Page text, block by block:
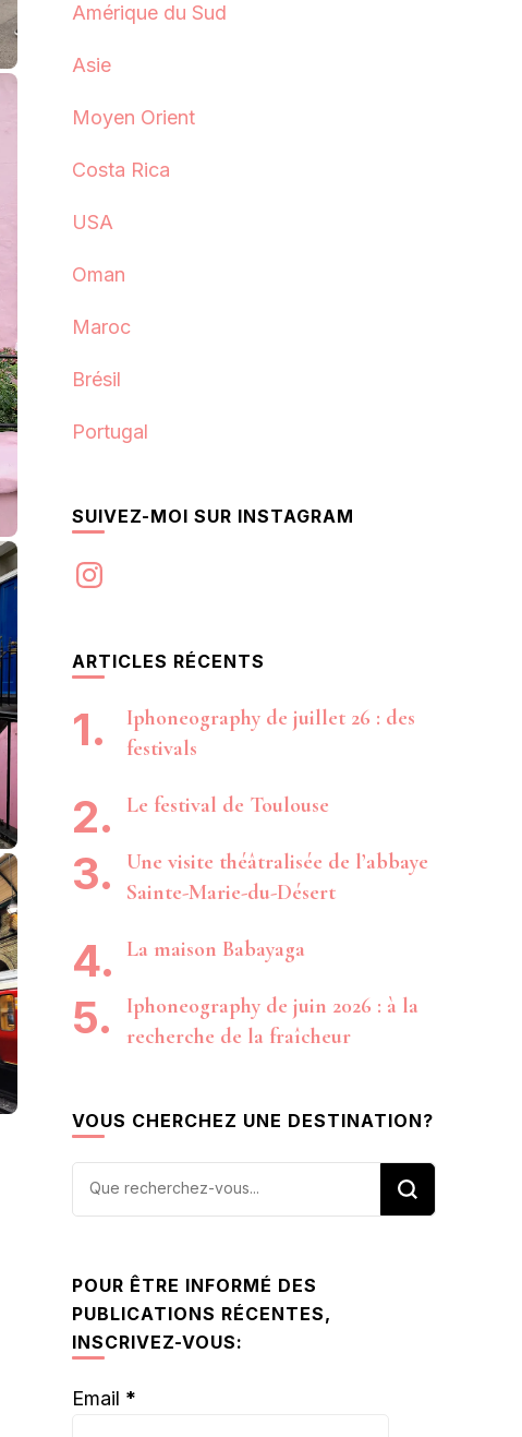
Amérique du Sud
Asie
Moyen Orient
Costa Rica
USA
Oman
Maroc
Brésil
Portugal
SUIVEZ-MOI SUR INSTAGRAM
Instagram
ARTICLES RÉCENTS
Iphoneography de juillet 26 : des
festivals
Le festival de Toulouse
Une visite théâtralisée de l’abbaye
Sainte-Marie-du-Désert
La maison Babayaga
Iphoneography de juin 2026 : à la
recherche de la fraîcheur
VOUS CHERCHEZ UNE DESTINATION?
Vous
POUR ÊTRE INFORMÉ DES
PUBLICATIONS RÉCENTES,
INSCRIVEZ-VOUS:
Email *